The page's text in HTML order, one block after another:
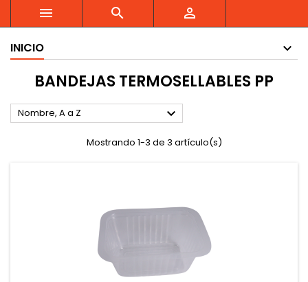
  
INICIO
BANDEJAS TERMOSELLABLES PP
Nombre, A a Z 
Mostrando 1-3 de 3 artículo(s)